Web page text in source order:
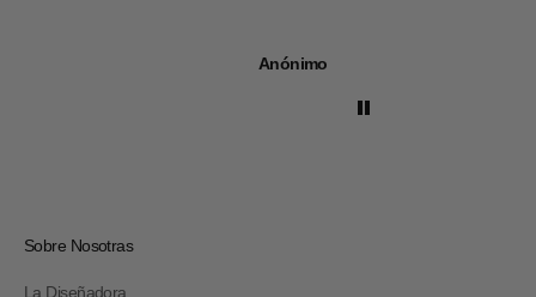
Anónimo
Sobre Nosotras
La Diseñadora